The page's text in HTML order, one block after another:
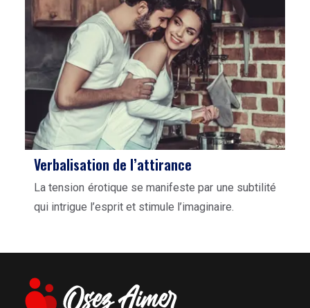
Verbalisation de l’attirance
La tension érotique se manifeste par une subtilité
qui intrigue l’esprit et stimule l’imaginaire.